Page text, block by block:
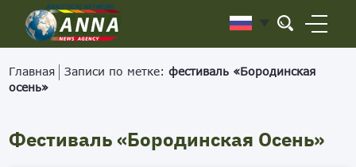
Главная Записи по метке:фестиваль «Бородинская
осень»
Фестиваль «Бородинская Осень»